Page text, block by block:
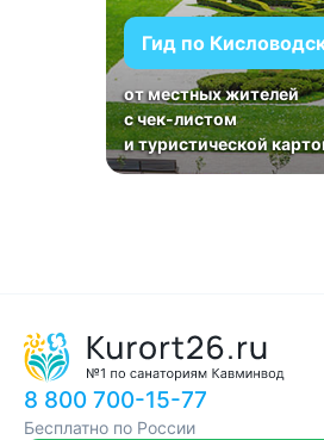
Гид по
от местных жителей
с чек-листом
и туристической
8 800 700-15-77
Бесплатно по России